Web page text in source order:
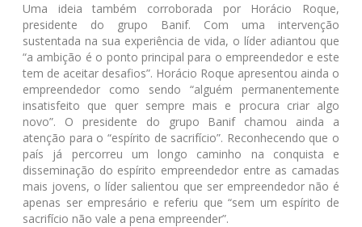
Uma ideia também corroborada por Horácio Roque,
presidente do grupo Banif. Com uma intervenção
sustentada na sua experiência de vida, o líder adiantou que
“a ambição é o ponto principal para o empreendedor e este
tem de aceitar desafios”. Horácio Roque apresentou ainda o
empreendedor como sendo “alguém permanentemente
insatisfeito que quer sempre mais e procura criar algo
novo”. O presidente do grupo Banif chamou ainda a
atenção para o “espírito de sacrifício”. Reconhecendo que o
país já percorreu um longo caminho na conquista e
disseminação do espírito empreendedor entre as camadas
mais jovens, o líder salientou que ser empreendedor não é
apenas ser empresário e referiu que “sem um espírito de
sacrifício não vale a pena empreender”.